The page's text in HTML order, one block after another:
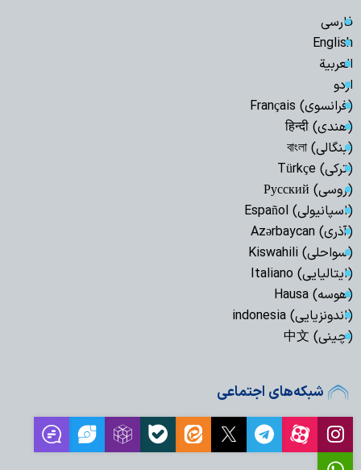
فارسی
English
العربیة
اردو
(فرانسوی) Français
(هندی) हिन्दी
(بنگالی) বাংলা
(ترکی) Türkçe
(روسی) Русский
(اسپانیولی) Español
(آذری) Azərbaycan
(سواحلی) Kiswahili
(ایتالیایی) Italiano
(هوسه) Hausa
(اندونزیایی) indonesia
(چینی) 中文
شبکه‌های اجتماعی